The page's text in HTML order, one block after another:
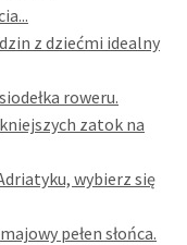
z dziećmi idealny
roweru.
zatok na
wybierz się
pełen słońca.